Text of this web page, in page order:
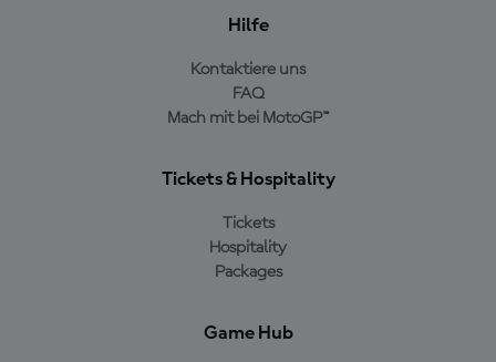
Hilfe
Kontaktiere uns
FAQ
Mach mit bei MotoGP™
Tickets & Hospitality
Tickets
Hospitality
Packages
Game Hub